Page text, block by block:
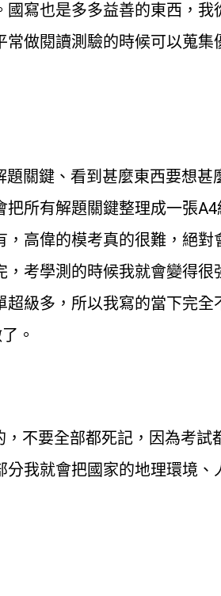
寫也是多多益善的東西，
做閱讀測驗的時候可以蒐
關鍵、看到甚麼東西要想
所有解題關鍵整理成一張
高偉的模考真的很難，絕
考學測的時候我就會變得
級多，所以我寫的當下完
。
不要全部都死記，因為考
我就會把國家的地理環境